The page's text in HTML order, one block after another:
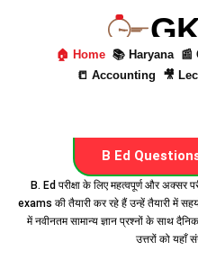
🏠 Home 📚 Haryana 📰
📒 Accounting
🎥
B Ed
B. Ed परीक्षा के लिए महत्वपूर्ण और अक्सर
exams की तैयारी कर रहे हैं उन्हें तैयारी में
में नवीनतम सामान्य ज्ञान प्रश्नों के साथ
उत्तरों को यहाँ